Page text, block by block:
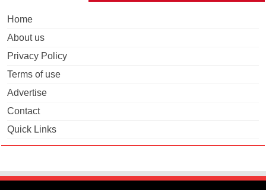
Home
About us
Privacy Policy
Terms of use
Advertise
Contact
Quick Links